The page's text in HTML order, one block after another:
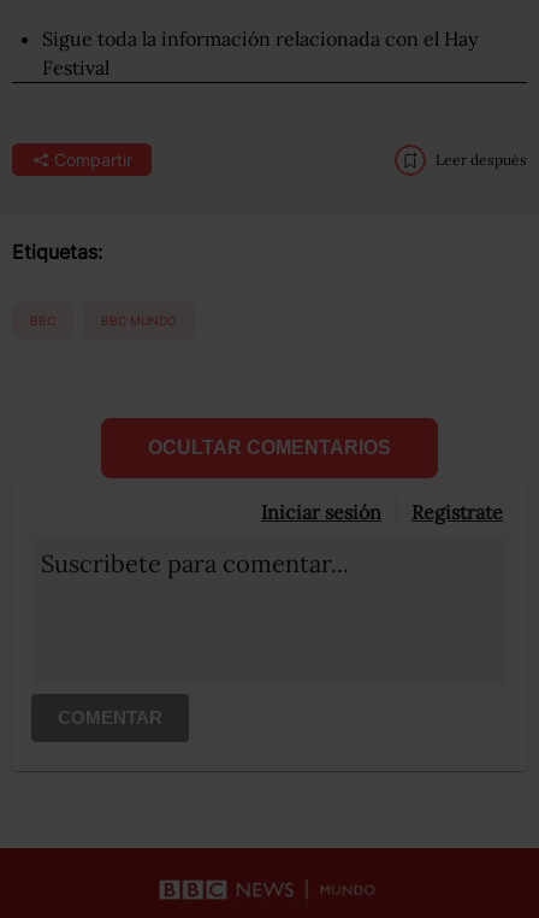
Sigue toda la información relacionada con el Hay
Festival
Compartir Leer después
Etiquetas:
BBC BBC MUNDO
OCULTAR COMENTARIOS
Iniciar sesión Registrate
Suscribete para comentar...
COMENTAR